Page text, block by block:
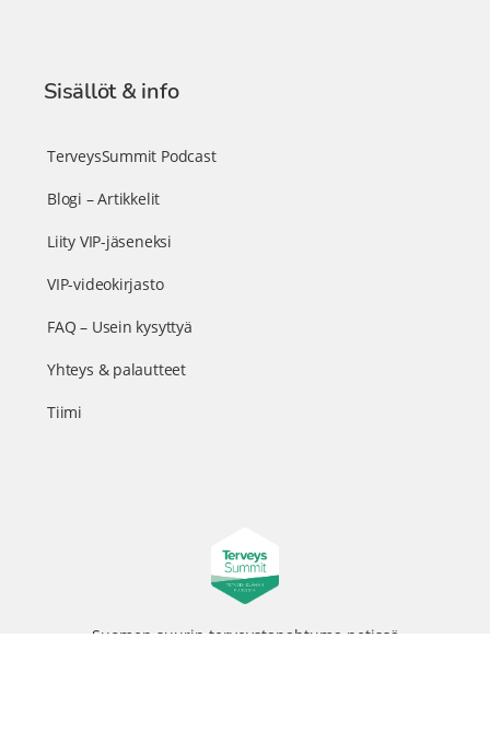
Sisällöt & info
TerveysSummit Podcast
Blogi – Artikkelit
Liity VIP-jäseneksi
VIP-videokirjasto
FAQ – Usein kysyttyä
Yhteys & palautteet
Tiimi
Suomen suurin terveystapahtuma netissä